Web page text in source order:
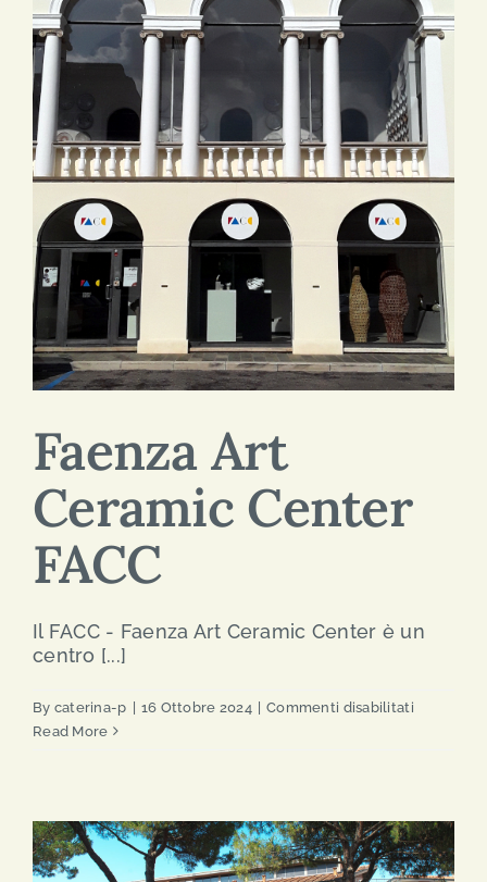
Faenza Art
Ceramic Center
FACC
Il FACC - Faenza Art Ceramic Center è un
centro [...]
By caterina-p | 16 Ottobre 2024 | Commenti disabilitatisu
FACC
Read More